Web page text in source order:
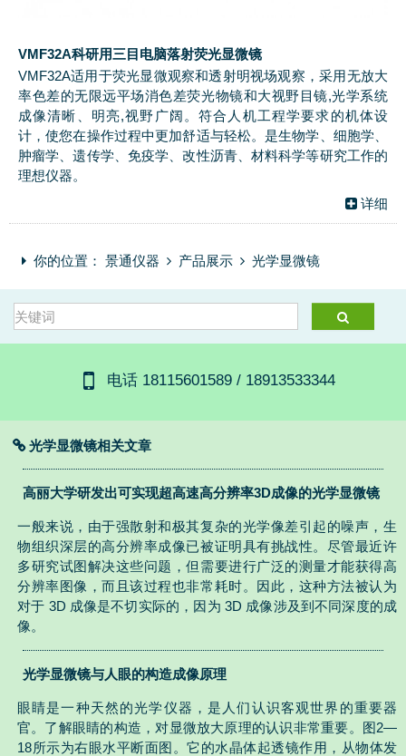
VMF32A科研用三目电脑落射荧光显微镜
VMF32A适用于荧光显微观察和透射明视场观察，采用无放大
率色差的无限远平场消色差荧光物镜和大视野目镜,光学系统
成像清晰、明亮,视野广阔。符合人机工程学要求的机体设
计，使您在操作过程中更加舒适与轻松。是生物学、细胞学、
肿瘤学、遗传学、免疫学、改性沥青、材料科学等研究工作的
理想仪器。
详细
你的位置： 景通仪器 产品展示 光学显微镜
电话 18115601589 / 18913533344
光学显微镜相关文章
高丽大学研发出可实现超高速高分辨率3D成像的光学显微镜
一般来说，由于强散射和极其复杂的光学像差引起的噪声，生
物组织深层的高分辨率成像已被证明具有挑战性。尽管最近许
多研究试图解决这些问题，但需要进行广泛的测量才能获得高
分辨率图像，而且该过程也非常耗时。因此，这种方法被认为
对于 3D 成像是不切实际的，因为 3D 成像涉及到不同深度的成
像。
光学显微镜与人眼的构造成像原理
眼睛是一种天然的光学仪器，是人们认识客观世界的重要器
官。了解眼睛的构造，对显微放大原理的认识非常重要。图2—
18所示为右眼水平断面图。它的水晶体起透镜作用，从物体发